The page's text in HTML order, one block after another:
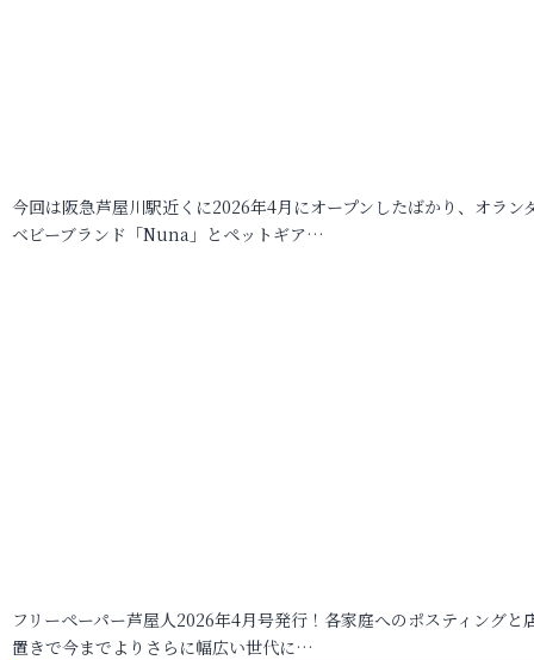
今回は阪急芦屋川駅近くに2026年4月にオープンしたばかり、オラン
ベビーブランド「Nuna」とペットギア…
フリーペーパー芦屋人2026年4月号発行！各家庭へのポスティングと
置きで今までよりさらに幅広い世代に…